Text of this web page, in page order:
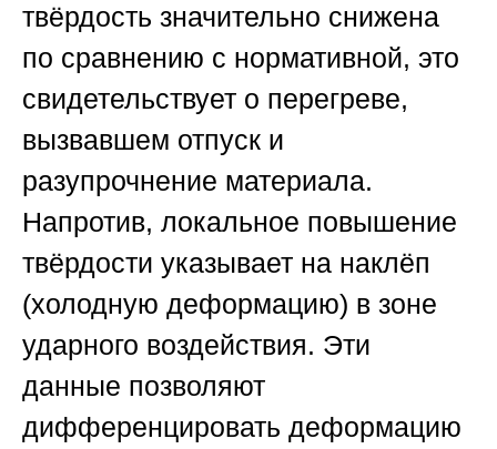
твёрдость значительно снижена
по сравнению с нормативной, это
свидетельствует о перегреве,
вызвавшем отпуск и
разупрочнение материала.
Напротив, локальное повышение
твёрдости указывает на наклёп
(холодную деформацию) в зоне
ударного воздействия. Эти
данные позволяют
дифференцировать деформацию